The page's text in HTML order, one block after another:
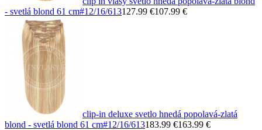
- svetlá blond 61 cm#12/16/613127.99 €107.99 €
clip-in deluxe svetlo hnedá popolavá-zlatá
blond - svetlá blond 61 cm#12/16/613183.99 €163.99 €